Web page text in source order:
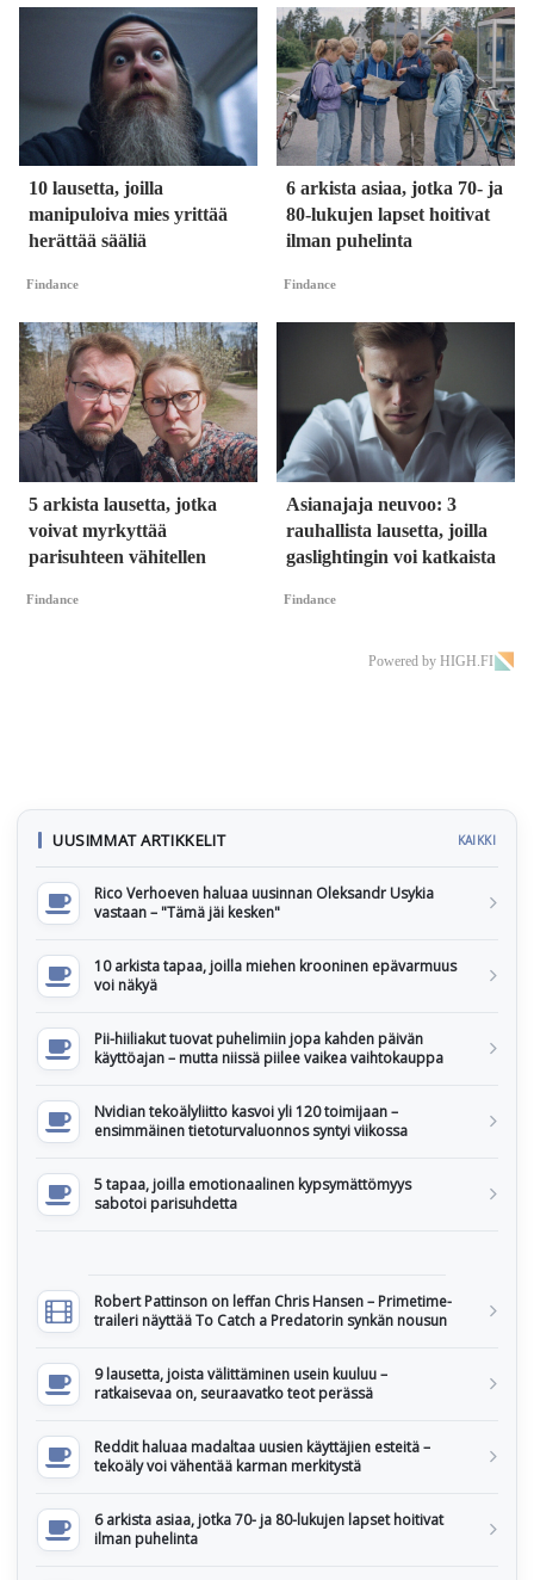
10 lausetta, joilla
manipuloiva mies yrittää
herättää sääliä
Findance
6 arkista asiaa, jotka 70- ja
80-lukujen lapset hoitivat
ilman puhelinta
Findance
5 arkista lausetta, jotka
voivat myrkyttää
parisuhteen vähitellen
Findance
Asianajaja neuvoo: 3
rauhallista lausetta, joilla
gaslightingin voi katkaista
Findance
Powered by HIGH.FI
UUSIMMAT ARTIKKELIT KAIKKI
Rico Verhoeven haluaa uusinnan Oleksandr Usykia
vastaan – "Tämä jäi kesken"
10 arkista tapaa, joilla miehen krooninen epävarmuus
voi näkyä
Pii-hiiliakut tuovat puhelimiin jopa kahden päivän
käyttöajan – mutta niissä piilee vaikea vaihtokauppa
Nvidian tekoälyliitto kasvoi yli 120 toimijaan –
ensimmäinen tietoturvaluonnos syntyi viikossa
5 tapaa, joilla emotionaalinen kypsymättömyys
sabotoi parisuhdetta
Robert Pattinson on leffan Chris Hansen – Primetime-
traileri näyttää To Catch a Predatorin synkän nousun
9 lausetta, joista välittäminen usein kuuluu –
ratkaisevaa on, seuraavatko teot perässä
Reddit haluaa madaltaa uusien käyttäjien esteitä –
tekoäly voi vähentää karman merkitystä
6 arkista asiaa, jotka 70- ja 80-lukujen lapset hoitivat
ilman puhelinta